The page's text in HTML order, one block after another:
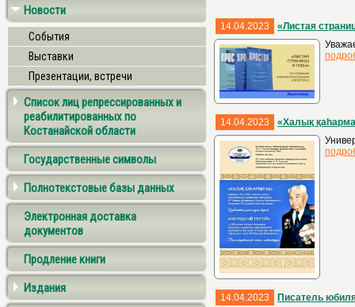
Новости
События
Выставки
Презентации, встречи
Список лиц репрессированных и
реабилитированных по
Костанайской области
Государственные символы
Полнотекстовые базы данных
Электронная доставка
документов
Продление книги
Издания
14.04.2023
«Листая
14.04.2023
«Халық
14.04.2023
Писатель